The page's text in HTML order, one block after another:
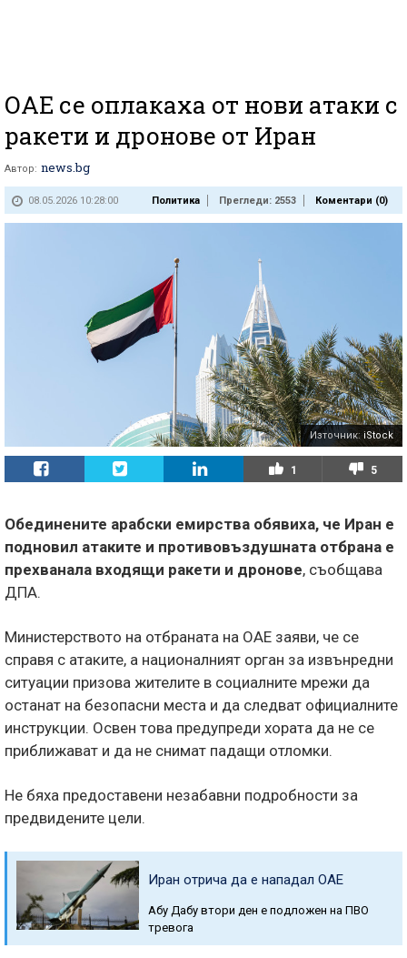
ОАЕ се оплакаха от нови атаки с
ракети и дронове от Иран
Автор: news.bg
08.05.2026 10:28:00 Политика Прегледи: 2553 Коментари (0)
Източник: iStock
1 5
Обединените арабски емирства обявиха, че Иран е
подновил атаките и противовъздушната отбрана е
прехванала входящи ракети и дронове, съобщава
ДПА.
Министерството на отбраната на ОАЕ заяви, че се
справя с атаките, а националният орган за извънредни
ситуации призова жителите в социалните мрежи да
останат на безопасни места и да следват официалните
инструкции. Освен това предупреди хората да не се
приближават и да не снимат падащи отломки.
Не бяха предоставени незабавни подробности за
предвидените цели.
Иран отрича да е нападал ОАЕ
Абу Дабу втори ден е подложен на ПВО
тревога